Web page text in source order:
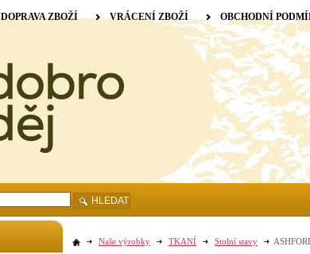
Naše výrobky TKANÍ Stolní stavy
DOPRAVA ZBOŽÍ VRÁCENÍ ZBOŽÍ OBCHODNÍ
HLEDAT